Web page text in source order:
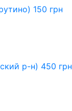
150 грн
р-н) 450 грн